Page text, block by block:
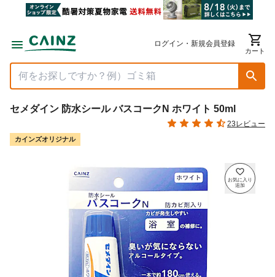
ログイン・新規会員登録
カート
セメダイン 防水シール バスコークN ホワイト 50ml
23レビュー
カインズオリジナル